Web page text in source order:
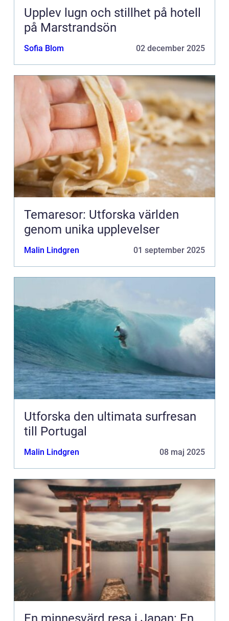
Upplev lugn och stillhet på hotell
på Marstrandsön
Sofia Blom 02 december 2025
Temaresor: Utforska världen
genom unika upplevelser
Malin Lindgren 01 september 2025
Utforska den ultimata surfresan
till Portugal
Malin Lindgren 08 maj 2025